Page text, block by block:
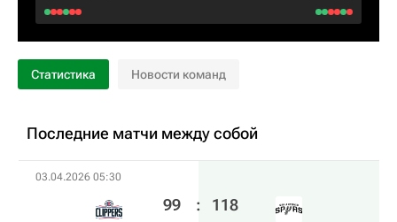
Статистика Новости команд
Последние матчи между собой
03.04.2026 05:30
99 : 118